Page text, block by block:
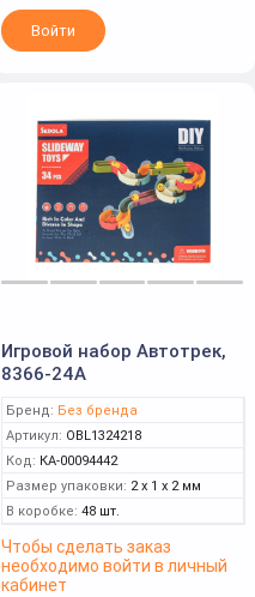
Войти
Игровой набор Автотрек,
8366-24A
Бренд: Без бренда
Артикул: OBL1324218
Код: КА-00094442
Размер упаковки: 2 x 1 x 2 мм
В коробке: 48 шт.
Чтобы сделать заказ
необходимо войти в личный
кабинет